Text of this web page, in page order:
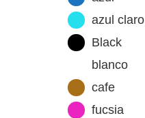
azul claro
Black
blanco
cafe
fucsia